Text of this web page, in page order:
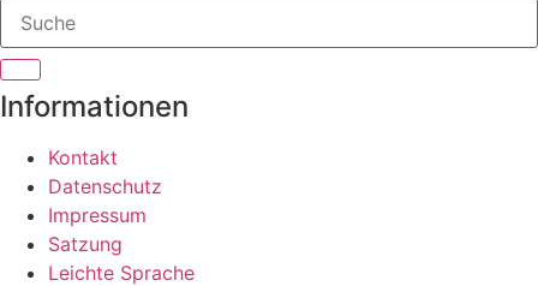
Informationen
Kontakt
Datenschutz
Impressum
Satzung
Leichte Sprache